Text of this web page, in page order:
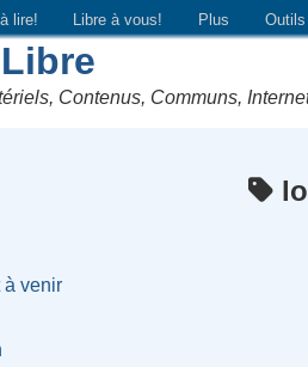
à lire! Libre à vous! Plus Outils
Contenus, Communs,
à venir